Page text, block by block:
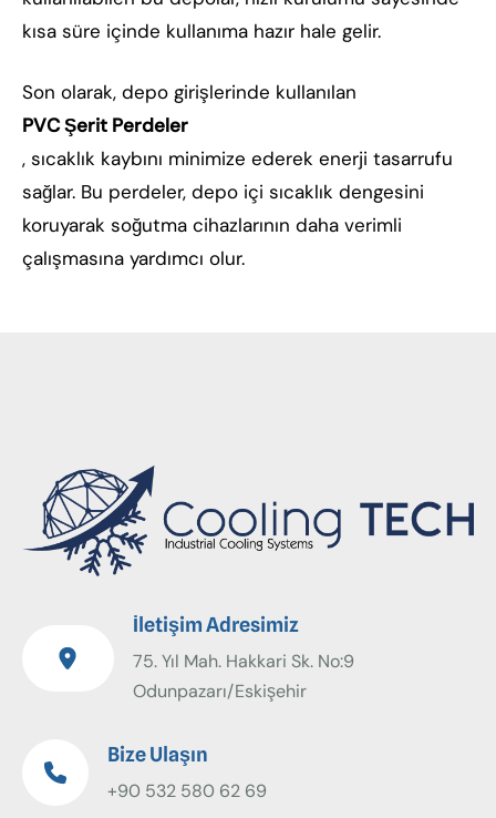
kısa süre içinde kullanıma hazır hale gelir.
Son olarak, depo girişlerinde kullanılan
PVC Şerit Perdeler
, sıcaklık kaybını minimize ederek enerji tasarrufu
sağlar. Bu perdeler, depo içi sıcaklık dengesini
koruyarak soğutma cihazlarının daha verimli
çalışmasına yardımcı olur.
İletişim Adresimiz
75. Yıl Mah. Hakkari Sk. No:9
Odunpazarı/Eskişehir
Bize Ulaşın
+90 532 580 62 69